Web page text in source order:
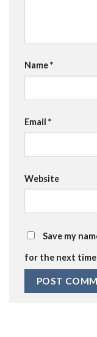
Name*
Email *
Website
Save my
for the next time